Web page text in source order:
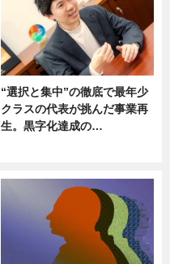
“選択と集中”の徹底で最年少
クラスの代表が挑んだ事業再
生。黒字化達成の…